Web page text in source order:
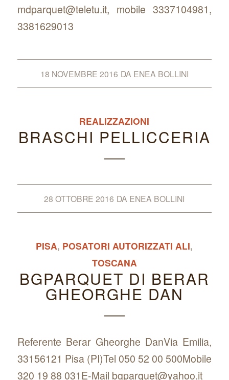
mdparquet@teletu.it, mobile 3337104981,
3381629013
18 NOVEMBRE 2016 DA ENEA BOLLINI
REALIZZAZIONI
BRASCHI PELLICCERIA
28 OTTOBRE 2016 DA ENEA BOLLINI
PISA, POSATORI AUTORIZZATI ALI,
TOSCANA
BGPARQUET DI BERAR
GHEORGHE DAN
Referente Berar Gheorghe DanVia Emilia,
33156121 Pisa (PI)Tel 050 52 00 500Mobile
320 19 88 031E-Mail bgparquet@yahoo.it